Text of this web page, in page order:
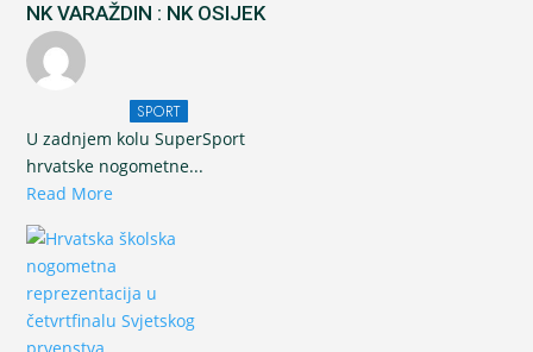
NK VARAŽDIN : NK OSIJEK
SPORT
U zadnjem kolu SuperSport
hrvatske nogometne...
Read More